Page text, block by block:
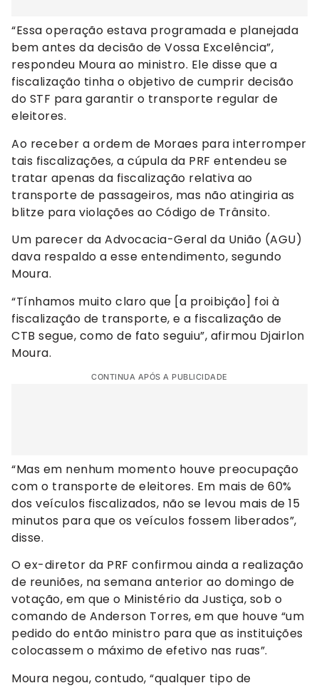
“Essa operação estava programada e planejada
bem antes da decisão de Vossa Excelência”,
respondeu Moura ao ministro. Ele disse que a
fiscalização tinha o objetivo de cumprir decisão
do STF para garantir o transporte regular de
eleitores.
Ao receber a ordem de Moraes para interromper
tais fiscalizações, a cúpula da PRF entendeu se
tratar apenas da fiscalização relativa ao
transporte de passageiros, mas não atingiria as
blitze para violações ao Código de Trânsito.
Um parecer da Advocacia-Geral da União (AGU)
dava respaldo a esse entendimento, segundo
Moura.
“Tínhamos muito claro que [a proibição] foi à
fiscalização de transporte, e a fiscalização de
CTB segue, como de fato seguiu”, afirmou Djairlon
Moura.
CONTINUA APÓS A PUBLICIDADE
“Mas em nenhum momento houve preocupação
com o transporte de eleitores. Em mais de 60%
dos veículos fiscalizados, não se levou mais de 15
minutos para que os veículos fossem liberados”,
disse.
O ex-diretor da PRF confirmou ainda a realização
de reuniões, na semana anterior ao domingo de
votação, em que o Ministério da Justiça, sob o
comando de Anderson Torres, em que houve “um
pedido do então ministro para que as instituições
colocassem o máximo de efetivo nas ruas”.
Moura negou, contudo, “qualquer tipo de